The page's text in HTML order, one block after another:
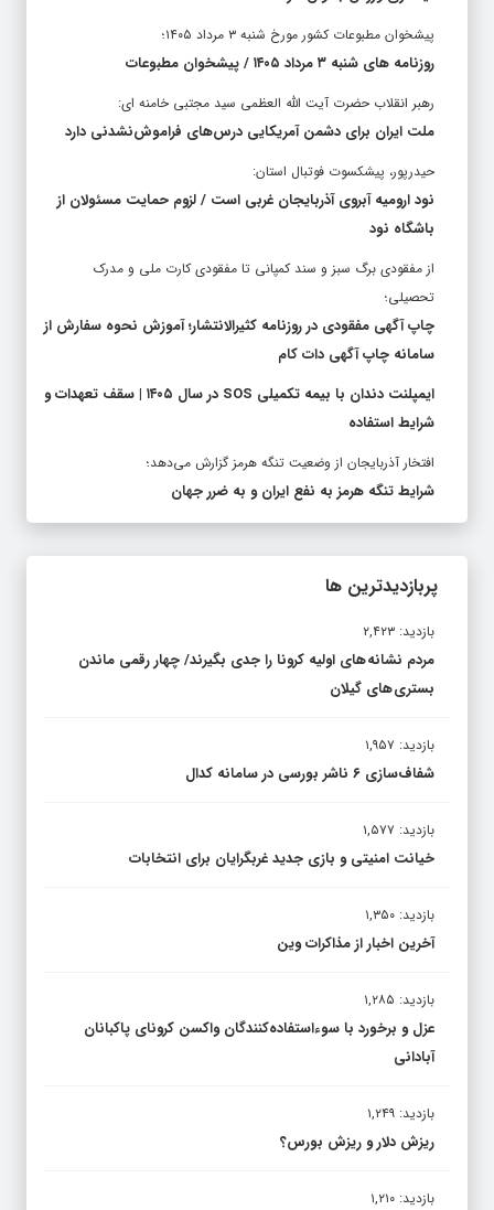
پیشخوان مطبوعات کشور مورخ شنبه ۳ مرداد ۱۴۰۵؛
روزنامه های شنبه ۳ مرداد ۱۴۰۵ / پیشخوان مطبوعات
رهبر انقلاب حضرت آیت الله العظمی سید مجتبی خامنه ای:
ملت ایران برای دشمن آمریکایی درس‌های فراموش‌نشدنی دارد
حیدرپور، پیشکسوت فوتبال استان:
نود ارومیه آبروی آذربایجان غربی است / لزوم حمایت مسئولان از
باشگاه نود
از مفقودی برگ سبز و سند کمپانی تا مفقودی کارت ملی و مدرک
تحصیلی؛
چاپ آگهی مفقودی در روزنامه کثیرالانتشار؛ آموزش نحوه سفارش از
سامانه چاپ آگهی دات کام
ایمپلنت دندان با بیمه تکمیلی SOS در سال ۱۴۰۵ | سقف تعهدات و
شرایط استفاده
افتخار آذربایجان از وضعیت تنگه هرمز گزارش می‌دهد؛
شرایط تنگه هرمز به نفع ایران و به ضرر جهان
پربازدیدترین ها
بازدید: ۲,۴۲۳
مردم نشانه های اولیه کرونا را جدی بگیرند/ چهار رقمی ماندن
بستری های گیلان
بازدید: ۱,۹۵۷
شفاف‌سازی ۶ ناشر بورسی در سامانه کدال
بازدید: ۱,۵۷۷
خیانت امنیتی و بازی جدید غربگرایان برای انتخابات
بازدید: ۱,۳۵۰
آخرین اخبار از مذاکرات وین
بازدید: ۱,۲۸۵
عزل و برخورد با سوءاستفاده‌کنندگان واکسن کرونای پاکبانان
آبادانی
بازدید: ۱,۲۴۹
ریزش دلار و ریزش بورس؟
بازدید: ۱,۲۱۰